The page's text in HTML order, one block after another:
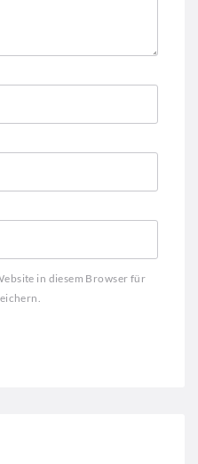
in diesem Browser für